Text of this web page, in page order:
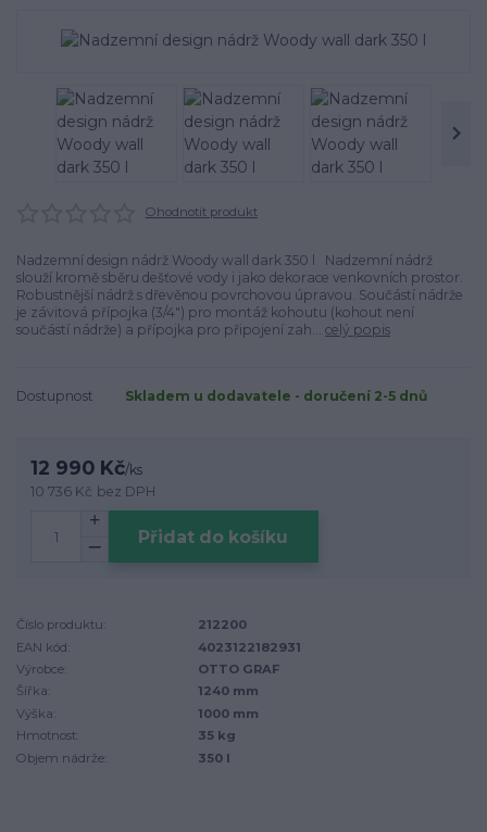
Ohodnotit produkt
Nadzemní design nádrž Woody wall dark 350 l Nadzemní nádrž
slouží kromě sběru dešťové vody i jako dekorace venkovních prostor.
Robustnější nádrž s dřevěnou povrchovou úpravou. Součástí nádrže
je závitová přípojka (3/4") pro montáž kohoutu (kohout není
součástí nádrže) a přípojka pro připojení zah... celý popis
Dostupnost Skladem u dodavatele - doručení 2-5 dnů
12 990 Kč/ks
10 736 Kč bez DPH
Přidat do košíku
Číslo produktu:
212200
EAN kód:
4023122182931
Výrobce:
OTTO GRAF
Šířka:
1240 mm
Výška:
1000 mm
Hmotnost:
35 kg
Objem nádrže:
350 l